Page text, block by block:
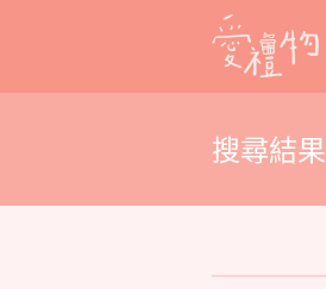
content
搜尋結